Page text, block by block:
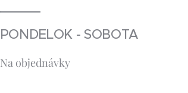
PONDELOK - SOBOTA
Na objednávky